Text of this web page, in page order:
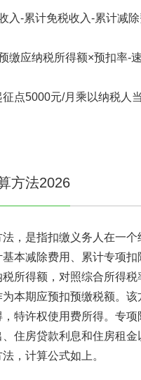
入-累计免税收入-累计减
缴应纳税所得额×预扣率-
点5000元/月乘以纳税人
方法2026
，是指扣缴义务人在一
本减除费用、累计专项
所得额，对照综合所得
本期应预扣预缴税额。
特许权使用费所得。专
住房贷款利息和住房租
，计算公式如上。